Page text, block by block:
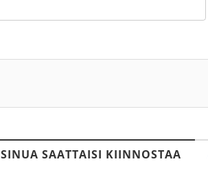
SINUA SAATTAISI KIINNOSTAA